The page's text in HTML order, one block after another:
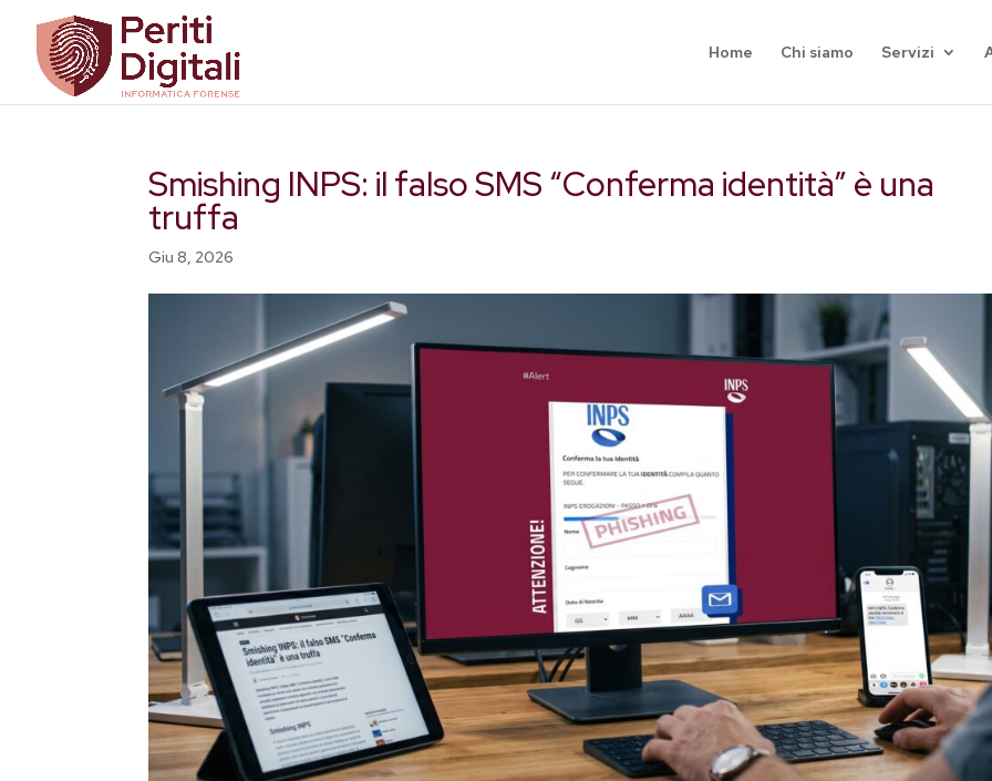
Home Chi siamo Servizi
Smishing INPS: il falso SMS “Conferma identità” è una
truffa
Giu 8, 2026